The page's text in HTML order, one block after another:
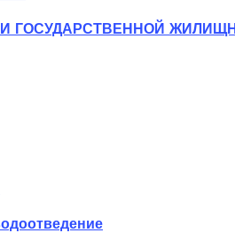
ГОСУДАРСТВЕННОЙ